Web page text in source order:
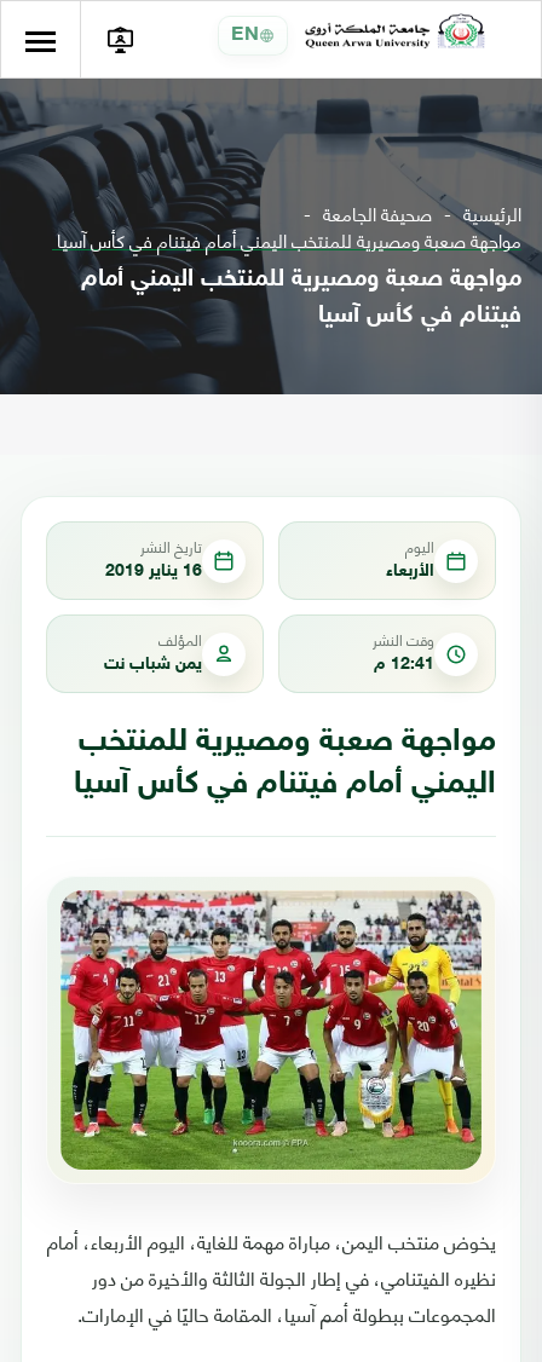
EN
الرئيسية صحيفة الجامعة
مواجهة صعبة ومصيرية للمنتخب اليمني أمام فيتنام في كأس آسيا
مواجهة صعبة ومصيرية للمنتخب اليمني أمام
فيتنام في كأس آسيا
اليوم
الأربعاء
تاريخ النشر
16 يناير 2019
وقت النشر
12:41 م
المؤلف
يمن شباب نت
مواجهة صعبة ومصيرية للمنتخب
اليمني أمام فيتنام في كأس آسيا
يخوض منتخب اليمن، مباراة مهمة للغاية، اليوم الأربعاء، أمام
نظيره الفيتنامي، في إطار الجولة الثالثة والأخيرة من دور
المجموعات ببطولة أمم آسيا، المقامة حاليًا في الإمارات.